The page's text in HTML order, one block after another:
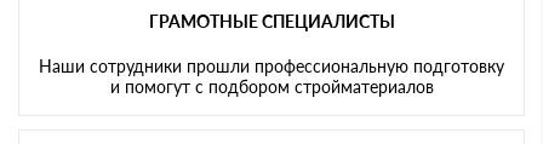
ГРАМОТНЫЕ СПЕЦИАЛИСТЫ
Наши сотрудники прошли профессиональную подготовку
и помогут с подбором стройматериалов